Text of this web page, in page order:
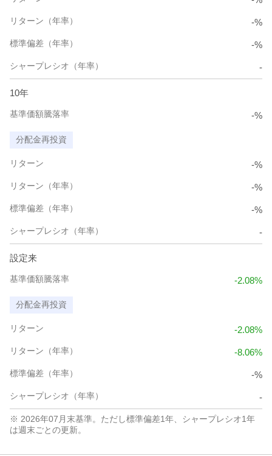
リターン（年率） -%
標準偏差（年率） -%
シャープレシオ（年率） -
10年
基準価額騰落率 -%
分配金再投資
リターン -%
リターン（年率） -%
標準偏差（年率） -%
シャープレシオ（年率） -
設定来
基準価額騰落率 -2.08%
分配金再投資
リターン -2.08%
リターン（年率） -8.06%
標準偏差（年率） -%
シャープレシオ（年率） -
※ 2026年07月末基準。ただし標準偏差1年、シャープレシオ1年
は週末ごとの更新。